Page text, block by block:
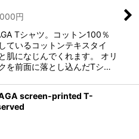
円
Tシャツ。コットン100％
ているコットンテキスタイ
肌になじんでくれます。 オリ
を前面に落とし込んだTシ…
screen-printed T-